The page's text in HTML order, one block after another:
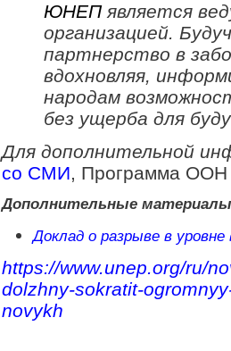
ЮНЕПявляется
организацией.
партнерство в
вдохновляя,
народам
без ущерба для
Для дополнительной
со СМИ, Программа ООН
Дополнительные материалы
Доклад о разрыве в уровне
https://www.unep.org/ru/
dolzhny-sokratit-
novykh